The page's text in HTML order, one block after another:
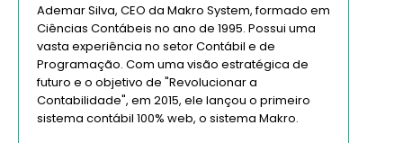
Ademar Silva, CEO da Makro System, formado em
Ciências Contábeis no ano de 1995. Possui uma
vasta experiência no setor Contábil e de
Programação. Com uma visão estratégica de
futuro e o objetivo de "Revolucionar a
Contabilidade", em 2015, ele lançou o primeiro
sistema contábil 100% web, o sistema Makro.